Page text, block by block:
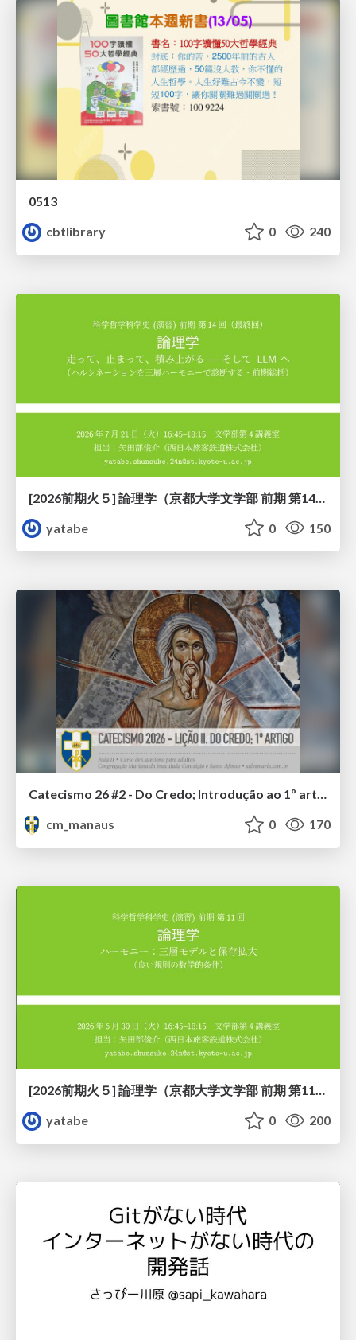
0513
cbtlibrary
0 240
yatabe
0 150
Catecismo 26 #2 - Do Credo; Introdução ao 1º artigo
cm_manaus
0 170
[2026前期火５] 論理学（京都大学文学部 前期 第11回）「ハーモニー：三層モデルと保存拡大」
yatabe
0 200